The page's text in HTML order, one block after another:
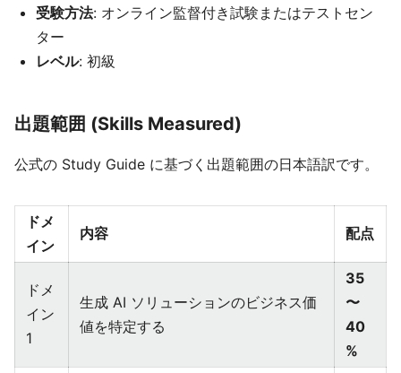
受験方法: オンライン監督付き試験またはテストセン
ター
レベル: 初級
出題範囲 (Skills Measured)
公式の Study Guide に基づく出題範囲の日本語訳です。
ドメ
イン
内容 配点
ドメ
イン
1
生成 AI ソリューションのビジネス価
値を特定する
35
〜
40
%